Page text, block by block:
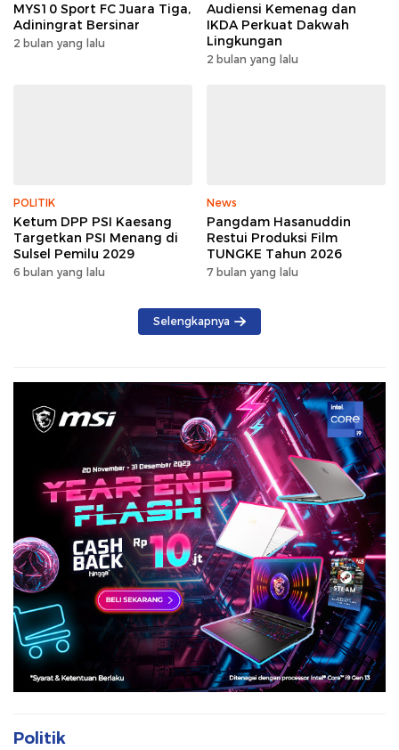
MYS10 Sport FC Juara Tiga,
Adiningrat Bersinar
2 bulan yang lalu
Audiensi Kemenag dan
IKDA Perkuat Dakwah
Lingkungan
2 bulan yang lalu
POLITIK
Ketum DPP PSI Kaesang
Targetkan PSI Menang di
Sulsel Pemilu 2029
6 bulan yang lalu
News
Pangdam Hasanuddin
Restui Produksi Film
TUNGKE Tahun 2026
7 bulan yang lalu
Selengkapnya
Politik